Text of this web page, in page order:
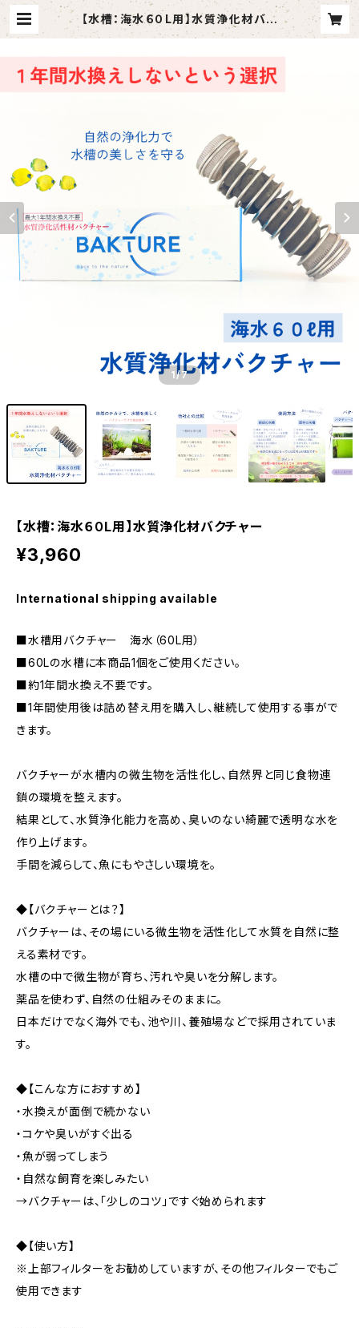
【水槽：海水６０L用】水質浄化材バク
チャー | BAKTURE公式ショップ
1/7
【水槽：海水６０L用】水質浄化材バクチャー
¥3,960
International shipping available
■水槽用バクチャー 海水（60L用）
■60Lの水槽に本商品1個をご使用ください。
■約1年間水換え不要です。
■1年間使用後は詰め替え用を購入し、継続して使用する事がで
きます。
バクチャーが水槽内の微生物を活性化し、自然界と同じ食物連
鎖の環境を整えます。
結果として、水質浄化能力を高め、臭いのない綺麗で透明な水を
作り上げます。
手間を減らして、魚にもやさしい環境を。
◆【バクチャーとは？】
バクチャーは、その場にいる微生物を活性化して水質を自然に整
える素材です。
水槽の中で微生物が育ち、汚れや臭いを分解します。
薬品を使わず、自然の仕組みそのままに。
日本だけでなく海外でも、池や川、養殖場などで採用されていま
す。
◆【こんな方におすすめ】
・水換えが面倒で続かない
・コケや臭いがすぐ出る
・魚が弱ってしまう
・自然な飼育を楽しみたい
→バクチャーは、「少しのコツ」ですぐ始められます
◆【使い方】
※上部フィルターをお勧めしていますが、その他フィルターでもご
使用できます